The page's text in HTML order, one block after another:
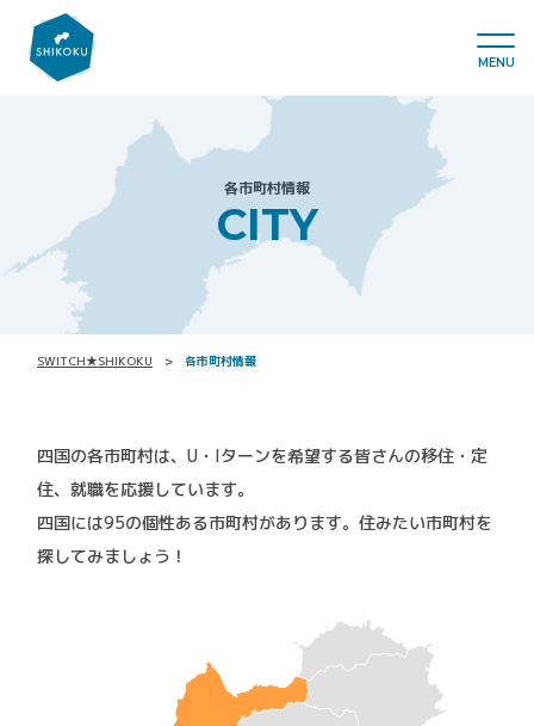
MENU
各市町村情報
CITY
SWITCH★SHIKOKU 各市町村情報
四国の各市町村は、U・Iターンを希望する皆さんの移住・定
住、就職を応援しています。
四国には95の個性ある市町村があります。住みたい市町村を
探してみましょう！